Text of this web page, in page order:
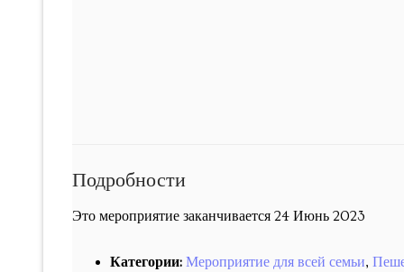
Подробности
Это мероприятие заканчивается 24 Июнь 2023
Категории: Мероприятие для всей семьи,